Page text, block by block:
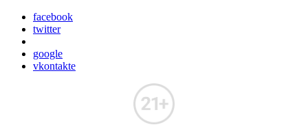
facebook
twitter
google
vkontakte